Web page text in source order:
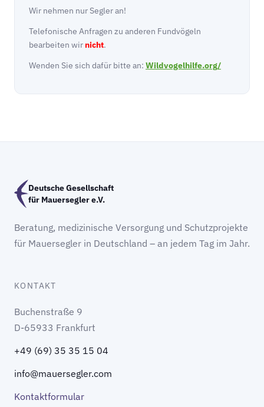
Wir nehmen nur Segler an!
Telefonische Anfragen zu anderen Fundvögeln
bearbeiten wir nicht.
Wenden Sie sich dafür bitte an: Wildvogelhilfe.org/
Deutsche Gesellschaft
für Mauersegler e.V.
Beratung, medizinische Versorgung und Schutzprojekte
für Mauersegler in Deutschland – an jedem Tag im Jahr.
KONTAKT
Buchenstraße 9
D-65933 Frankfurt
+49 (69) 35 35 15 04
info@mauersegler.com
Kontaktformular